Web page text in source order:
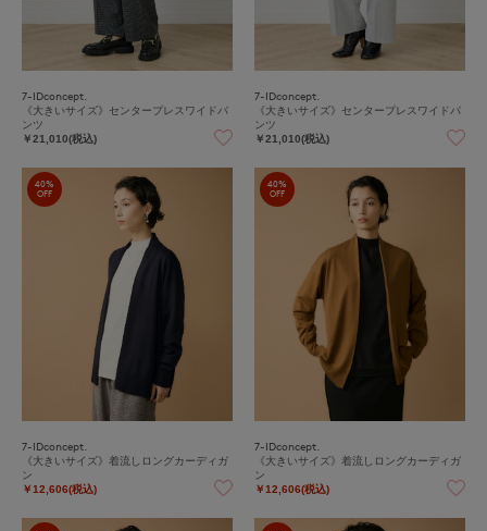
7-IDconcept.
《大きいサイズ》センタープレスワイドパ
ンツ
￥21,010(税込)
7-IDconcept.
《大きいサイズ》センタープレスワイドパ
ンツ
￥21,010(税込)
40%
OFF
7-IDconcept.
《大きいサイズ》着流しロングカーディガ
ン
￥12,606(税込)
40%
OFF
7-IDconcept.
《大きいサイズ》着流しロングカーディガ
ン
￥12,606(税込)